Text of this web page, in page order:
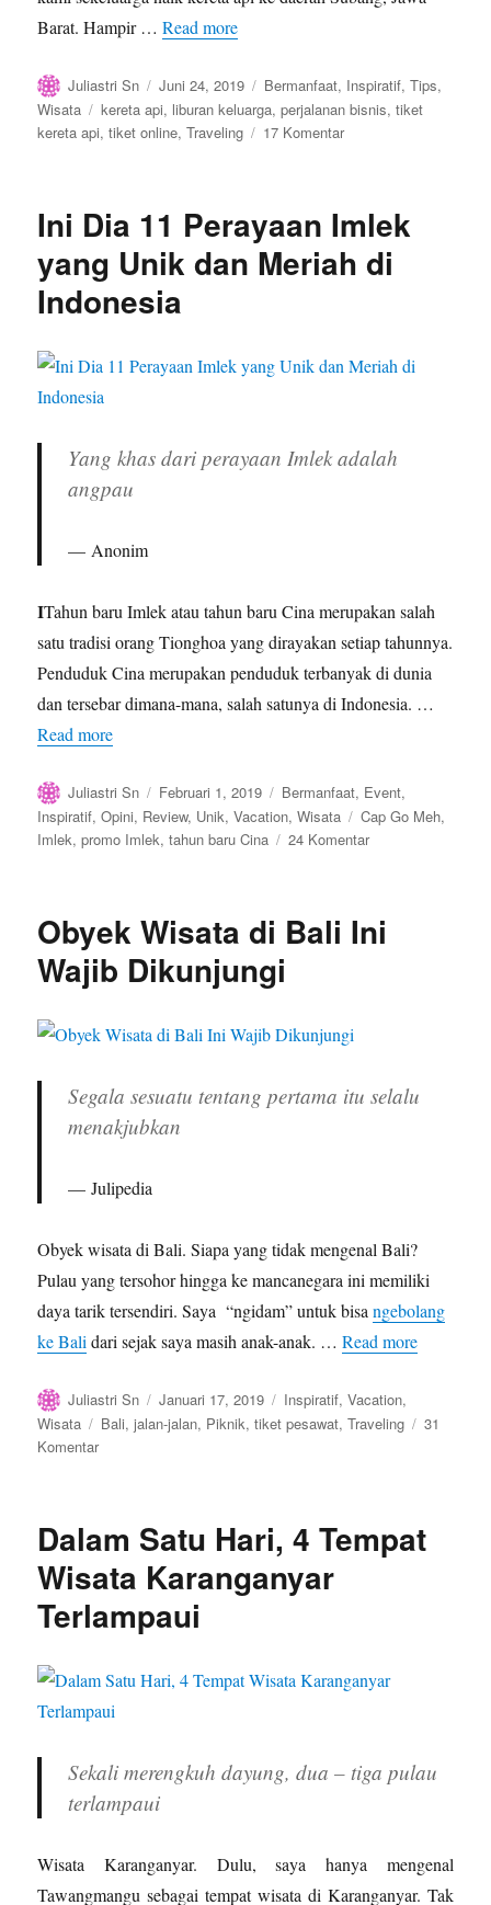
Barat. Hampir …Read more
Author
Juliastri Sn
Posted
on
Juni 24, 2019 Categories
Bermanfaat, Inspiratif,Tips,
Wisata
Tags
kereta api, liburan keluarga,perjalanan bisnis,tiket
kereta api,tiket online,Traveling 17 Komentarpada
Ini Dia 11 Perayaan Imlek
yang Unik dan Meriah di
Indonesia
Yang khas dari perayaan Imlek adalah
angpau
Anonim
ITahun baru Imlek atau tahun baru Cina merupakan salah
satu tradisi orang Tionghoa yang dirayakan setiap tahunnya.
Penduduk Cina merupakan penduduk terbanyak di dunia
dan tersebar dimana-mana, salah satunya di Indonesia. …
Read more
Author
Juliastri Sn
Posted
on
Februari 1, 2019 Categories
Bermanfaat, Event,
Inspiratif,Opini, Review, Unik,Vacation,Wisata Tags
Cap Go Meh,
Imlek,promo Imlek,tahun baru Cina 24 Komentarpada
Perayaan
Indonesia
Obyek Wisata di Bali Ini
Wajib Dikunjungi
Segala sesuatu tentang pertama itu selalu
menakjubkan
Julipedia
Obyek wisata di Bali. Siapa yang tidak mengenal Bali?
Pulau yang tersohor hingga ke mancanegara ini memiliki
daya tarik tersendiri. Saya “ngidam” untuk bisangebolang
ke Bali dari sejak saya masih anak-anak. …Read more
Author
Juliastri Sn
Posted
on
Januari 17, 2019 Categories
Inspiratif,Vacation,
Wisata
Tags
Bali,jalan-jalan, Piknik,tiket pesawat,Traveling
31
Komentarpada
Bali
Wajib
Dikunjungi
Dalam Satu Hari, 4 Tempat
Wisata Karanganyar
Terlampaui
Sekali merengkuh dayung, dua – tiga pulau
terlampaui
Wisata Karanganyar. Dulu, saya hanya mengenal
Tawangmangu sebagai tempat wisata di Karanganyar. Tak